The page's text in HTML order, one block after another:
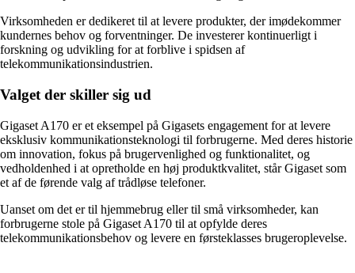
Virksomheden er dedikeret til at levere produkter, der imødekommer
kundernes behov og forventninger. De investerer kontinuerligt i
forskning og udvikling for at forblive i spidsen af
telekommunikationsindustrien.
Valget der skiller sig ud
Gigaset A170 er et eksempel på Gigasets engagement for at levere
eksklusiv kommunikationsteknologi til forbrugerne. Med deres historie
om innovation, fokus på brugervenlighed og funktionalitet, og
vedholdenhed i at opretholde en høj produktkvalitet, står Gigaset som
et af de førende valg af trådløse telefoner.
Uanset om det er til hjemmebrug eller til små virksomheder, kan
forbrugerne stole på Gigaset A170 til at opfylde deres
telekommunikationsbehov og levere en førsteklasses brugeroplevelse.